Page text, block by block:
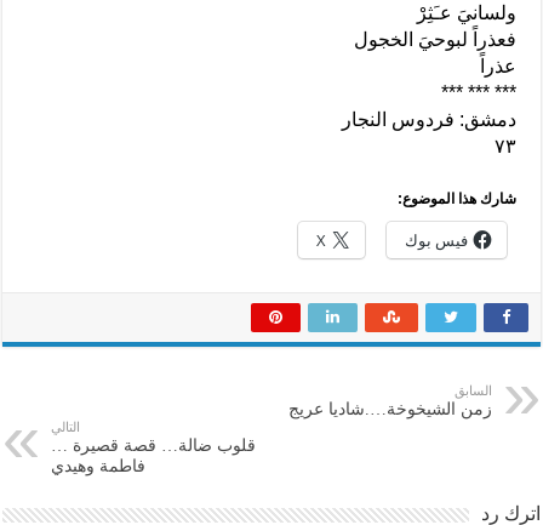
ولسانيَ عـَثِرْ
فعذراً لبوحيَ الخجول
عذراً
*** *** ***
دمشق: فردوس النجار
٧٣
شارك هذا الموضوع:
فيس بوك X
السابق
زمن الشيخوخة….شاديا عريج
التالي
قلوب ضالة… قصة قصيرة …
فاطمة وهيدي
اترك رد